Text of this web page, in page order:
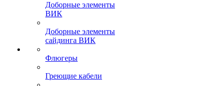
Доборные элементы
ВИК
Доборные элементы
сайдинга ВИК
Флюгеры
Греющие кабели